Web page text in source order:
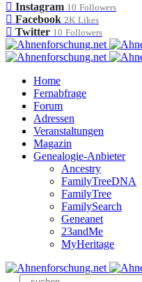
Instagram 10 Followers
Facebook 2K Likes
Twitter 10 Followers
Home
Fernabfrage
Forum
Adressen
Veranstaltungen
Magazin
Genealogie-Anbieter
Ancestry
FamilyTreeDNA
FamilyTree
FamilySearch
Geneanet
23andMe
MyHeritage